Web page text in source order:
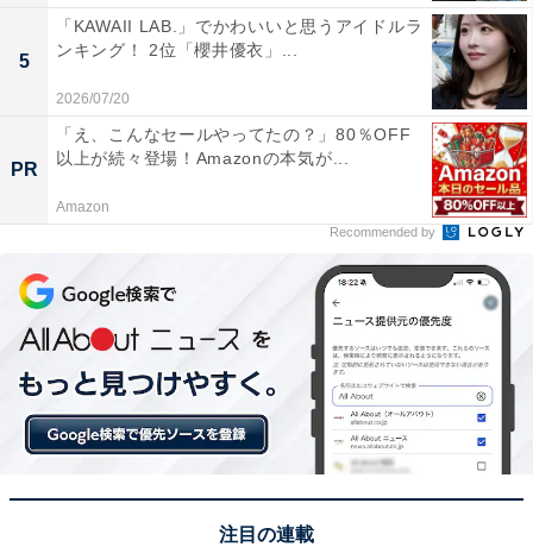
1位：櫻井翔／125票
5
「KAWAII LAB.」でかわいいと思うアイドルラ
ンキング！ 2位「櫻井優衣」...
2026/07/20
PR
「え、こんなセールやってたの？」80％OFF
以上が続々登場！Amazonの本気が...
Amazon
Recommended by
注目の連載